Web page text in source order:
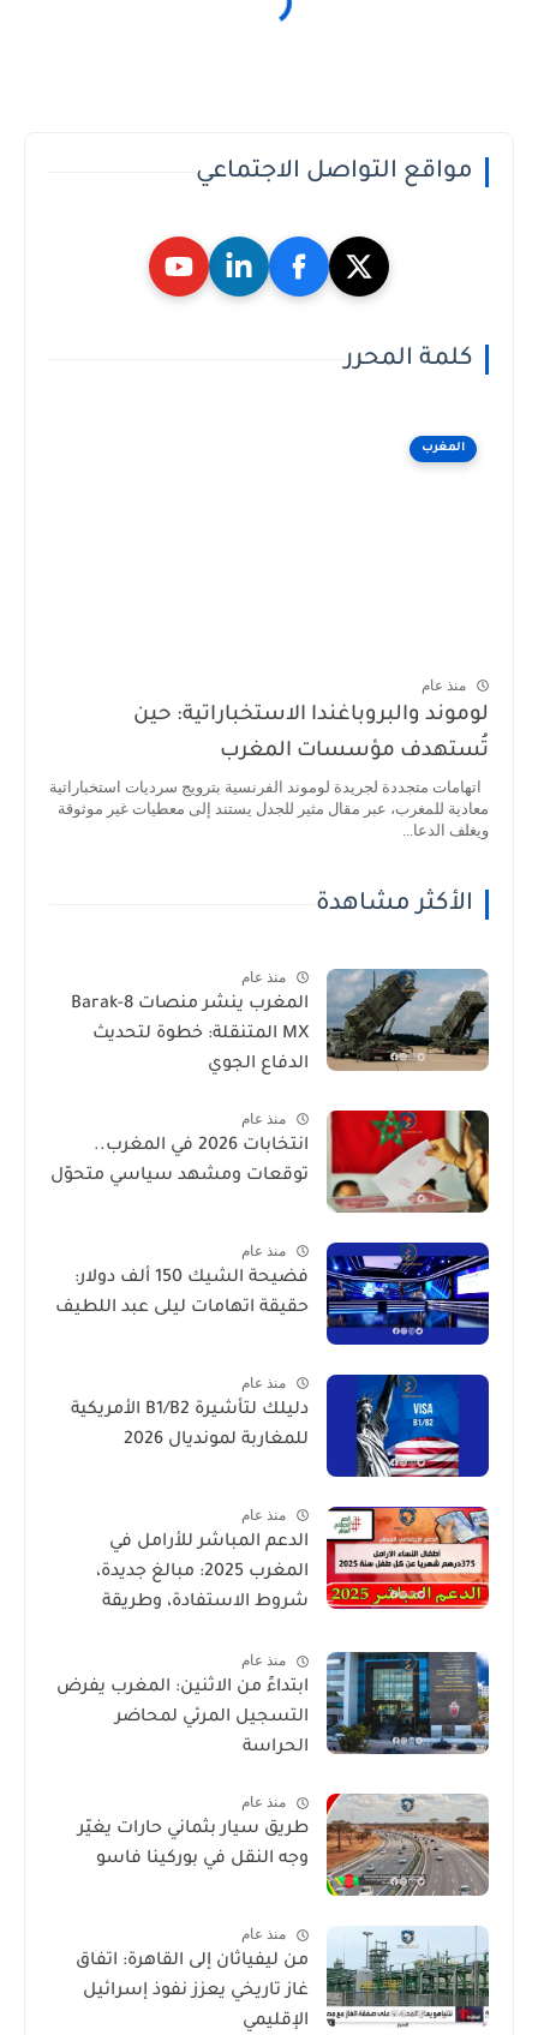
مواقع التواصل الاجتماعي
كلمة المحرر
المغرب
منذ عام
لوموند والبروباغندا الاستخباراتية: حين
تُستهدف مؤسسات المغرب
اتهامات متجددة لجريدة لوموند الفرنسية بترويج سرديات استخباراتية
معادية للمغرب، عبر مقال مثير للجدل يستند إلى معطيات غير موثوقة
ويغلف الدعا...
الأكثر مشاهدة
منذ عام
المغرب ينشر منصات Barak-8
MX المتنقلة: خطوة لتحديث
الدفاع الجوي
منذ عام
انتخابات 2026 في المغرب..
توقعات ومشهد سياسي متحوّل
منذ عام
فضيحة الشيك 150 ألف دولار:
حقيقة اتهامات ليلى عبد اللطيف
منذ عام
دليلك لتأشيرة B1/B2 الأمريكية
للمغاربة لمونديال 2026
منذ عام
الدعم المباشر للأرامل في
المغرب 2025: مبالغ جديدة،
شروط الاستفادة، وطريقة
منذ عام
ابتداءً من الاثنين: المغرب يفرض
التسجيل المرئي لمحاضر
الحراسة
منذ عام
طريق سيار بثماني حارات يغيّر
وجه النقل في بوركينا فاسو
منذ عام
من ليفياثان إلى القاهرة: اتفاق
غاز تاريخي يعزز نفوذ إسرائيل
الإقليمي